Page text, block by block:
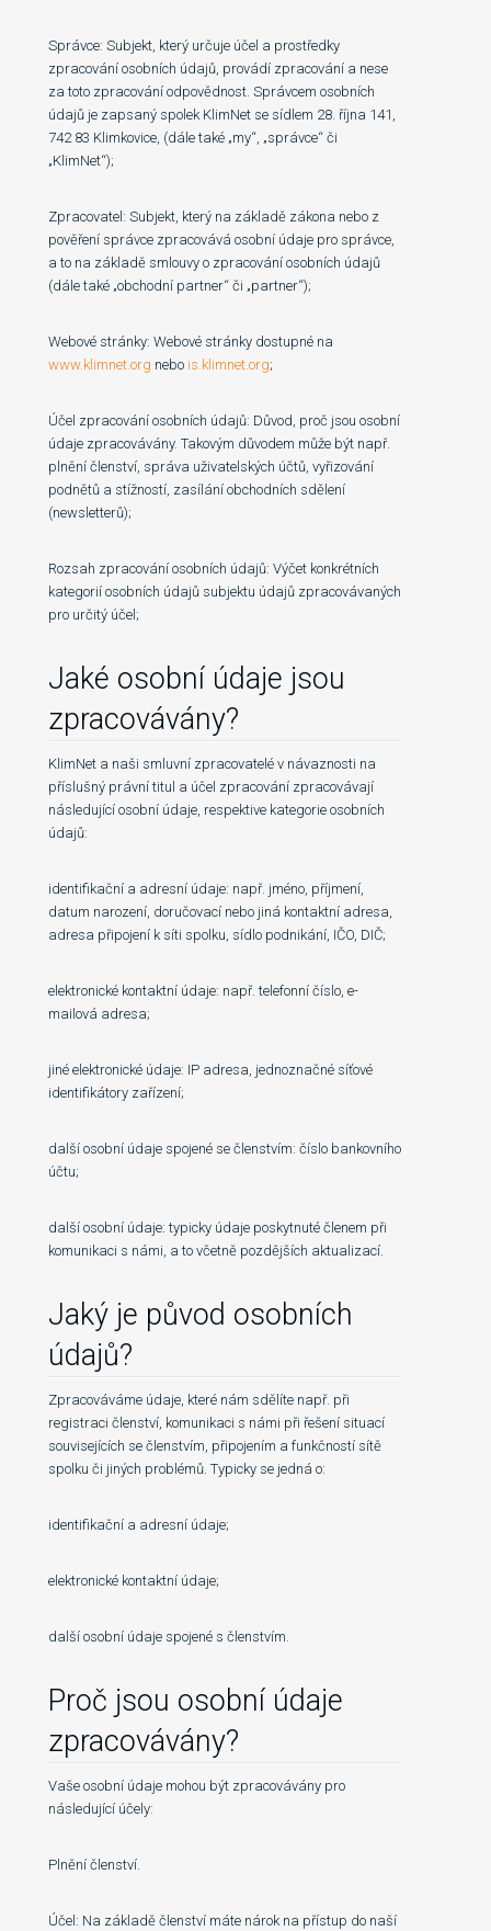
Správce: Subjekt, který určuje účel a prostředky
zpracování osobních údajů, provádí zpracování a nese
za toto zpracování odpovědnost. Správcem osobních
údajů je zapsaný spolek KlimNet se sídlem 28. října 141,
742 83 Klimkovice, (dále také „my“, „správce“ či
„KlimNet“);
Zpracovatel: Subjekt, který na základě zákona nebo z
pověření správce zpracovává osobní údaje pro správce,
a to na základě smlouvy o zpracování osobních údajů
(dále také „obchodní partner“ či „partner“);
Webové stránky: Webové stránky dostupné na
www.klimnet.org nebo is.klimnet.org;
Účel zpracování osobních údajů: Důvod, proč jsou osobní
údaje zpracovávány. Takovým důvodem může být např.
plnění členství, správa uživatelských účtů, vyřizování
podnětů a stížností, zasílání obchodních sdělení
(newsletterů);
Rozsah zpracování osobních údajů: Výčet konkrétních
kategorií osobních údajů subjektu údajů zpracovávaných
pro určitý účel;
Jaké osobní údaje jsou
zpracovávány?
KlimNet a naši smluvní zpracovatelé v návaznosti na
příslušný právní titul a účel zpracování zpracovávají
následující osobní údaje, respektive kategorie osobních
údajů:
identifikační a adresní údaje: např. jméno, příjmení,
datum narození, doručovací nebo jiná kontaktní adresa,
adresa připojení k síti spolku, sídlo podnikání, IČO, DIČ;
elektronické kontaktní údaje: např. telefonní číslo, e-
mailová adresa;
jiné elektronické údaje: IP adresa, jednoznačné síťové
identifikátory zařízení;
další osobní údaje spojené se členstvím: číslo bankovního
účtu;
další osobní údaje: typicky údaje poskytnuté členem při
komunikaci s námi, a to včetně pozdějších aktualizací.
Jaký je původ osobních
údajů?
Zpracováváme údaje, které nám sdělíte např. při
registraci členství, komunikaci s námi při řešení situací
souvisejících se členstvím, připojením a funkčností sítě
spolku či jiných problémů. Typicky se jedná o:
identifikační a adresní údaje;
elektronické kontaktní údaje;
další osobní údaje spojené s členstvím.
Proč jsou osobní údaje
zpracovávány?
Vaše osobní údaje mohou být zpracovávány pro
následující účely:
Plnění členství.
Účel: Na základě členství máte nárok na přístup do naší